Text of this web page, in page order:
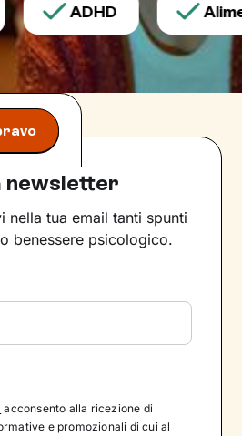
ADHD
newsletter
nella tua email tanti spunti
benessere psicologico.
acconsento alla ricezione di
e promozionali di cui al